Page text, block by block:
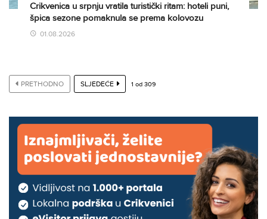
Crikvenica u srpnju vratila turistički ritam: hoteli puni,
špica sezone pomaknula se prema kolovozu
01.08.2026
PRETHODNO SLJEDEĆE 1 od 309